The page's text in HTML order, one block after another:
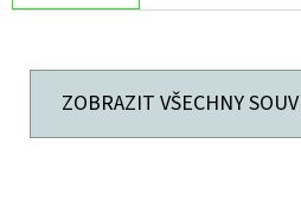
ZOBRAZIT VŠECHNY